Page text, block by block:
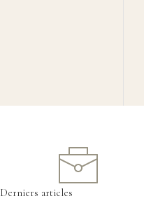
Derniers articles